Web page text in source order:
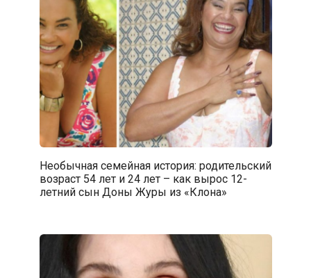
Необычная семейная история: родительский
возраст 54 лет и 24 лет – как вырос 12-
летний сын Доны Журы из «Клона»